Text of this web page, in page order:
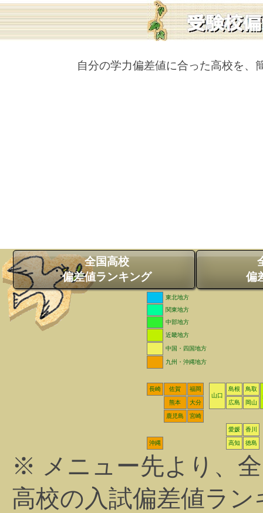
自分の学力偏差値に合った高校を、
全国高校
偏差値ランキング
偏
東北地方
関東地方
中部地方
近畿地方
中国・四国地方
九州・沖縄地方
長崎 佐賀
福岡
山口
島根
鳥取
熊本
大分 広島 岡山
鹿児島 宮崎
愛媛 香川
沖縄 高知 徳島
※ メニュー先より、
高校の入試偏差値ラ